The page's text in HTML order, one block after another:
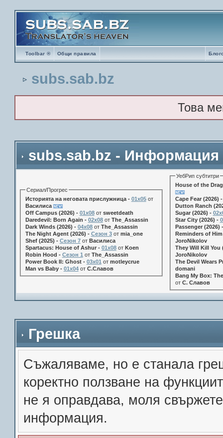
Toolbar ® Общи правила
subs.sab.bz
Това
subs.sab.bz - Информация
Сериал/Прогрес
Историята на неговата прислужница - 01х05от
Василиса
Off Campus (2026) - 01x08от sweetdeath
Daredevil: Born Again - 02x08от The_Assassin
Dark Winds (2026) - 04x08от The_Assassin
The Night Agent (2026) - Сезон 3от mia_one
Shef (2025) - Сезон 7от Василиса
Spartacus: House of Ashur - 01x08от Koen
Robin Hood - Сезон 1 от The_Assassin
Power Book II: Ghost - 03x01 от motleycrue
Man vs Baby - 01x04от С.Славов
УебРип субтитри
House of the
Cape Fear (2026)
Dutton Ranch
Sugar (2026) -
Star City (2026) -
Passenger (2026)
Reminders of
JoroNikolov
They Will Kill You
JoroNikolov
The Devil Wears
domani
Bang My Box:
от С. Славов
Грешка
Съжалявамe, но е станала
коректно ползване на
не я оправдава, моля
информация.